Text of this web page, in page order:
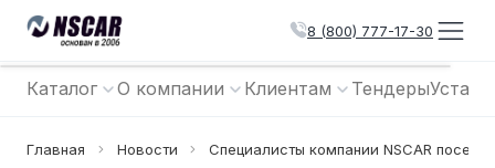
8 (800) 777-17-30
Каталог О компании Клиентам Тендеры
Главная Новости Специалисты компании NSCAR